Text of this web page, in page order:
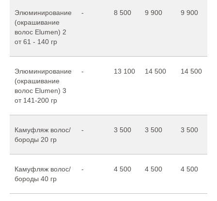
Элюминирование
(окрашивание
волос Elumen) 2
от 61 - 140 гр
- 8 500 9 900 9 900
Элюминирование
(окрашивание
волос Elumen) 3
от 141-200 гр
- 13 100 14 500 14 500
Камуфляж волос/
бороды 20 гр
- 3 500 3 500 3 500
Камуфляж волос/
бороды 40 гр
- 4 500 4 500 4 500